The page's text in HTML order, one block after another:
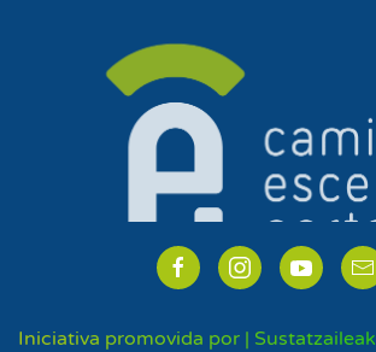
Iniciativa promovida por | Sustatzaileak